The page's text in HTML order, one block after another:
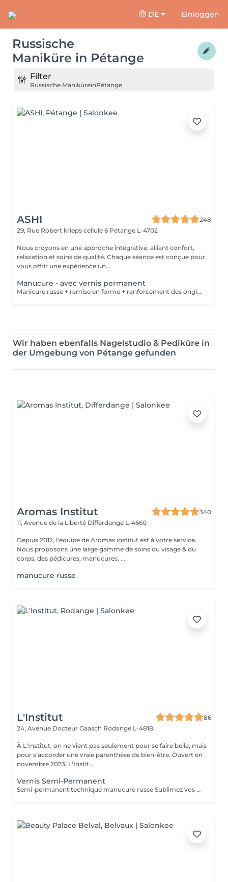
DE Einloggen
Russische
Maniküre in Pétange
Filter
Russische ManiküreinPétange
ASHI
248
29, Rue Robert krieps cellule 6 Pétange L-4702
Nous croyons en une approche intégrative, alliant confort,
relaxation et soins de qualité. Chaque séance est conçue pour
vous offrir une expérience un...
Manucure - avec vernis permanent
Manicure russe + remise en forme + renforcement des ongles + vernis permanent .
Wir haben ebenfalls Nagelstudio & Pediküre in
der Umgebung von Pétange gefunden
Aromas Institut
340
11, Avenue de la Liberté Differdange L-4660
Depuis 2012, l'équipe de Aromas institut est à votre service.
Nous proposons une large gamme de soins du visage & du
corps, des pédicures, manucures, ...
manucure russe
L'Institut
86
24, Avenue Docteur Gaasch Rodange L-4818
À L'Institut, on ne vient pas seulement pour se faire belle, mais
pour s'accorder une vraie parenthèse de bien-être. Ouvert en
novembre 2023, L'Instit...
Vernis Semi-Permanent
Semi-permanent technique manucure russe Sublimez vos ongles avec notre manucure russe, une technique professionnelle qui offre un résultat ultra-précis et durable. Cette prestation inclut : Soin complet des ongles et cuticules Limage et préparation minutieuse Application du semi-permanent pour un rendu net et élégant Résultat impeccable : la repousse n'est pas visible pendant 10 jours Durée : 45 minutes